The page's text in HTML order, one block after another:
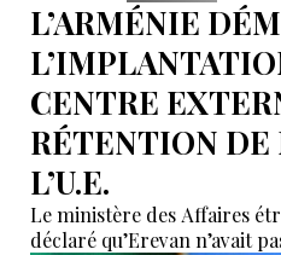
L’ARMÉNIE
CENTRE
RÉTENTION
L’U.E.
Le ministère des Affaires
déclaré qu’Erevan n’avait